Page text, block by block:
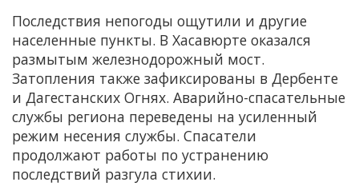
Последствия непогоды ощутили и другие
населенные пункты. В Хасавюрте оказался
размытым железнодорожный мост.
Затопления также зафиксированы в Дербенте
и Дагестанских Огнях. Аварийно-спасательные
службы региона переведены на усиленный
режим несения службы. Спасатели
продолжают работы по устранению
последствий разгула стихии.